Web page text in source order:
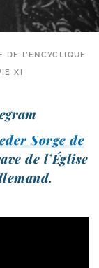
DE L’ENCYCLIQUE
XI
Sorge de
de l’Église